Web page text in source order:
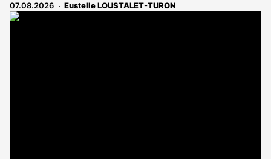
07.08.2026 Eustelle LOUSTALET-TURON